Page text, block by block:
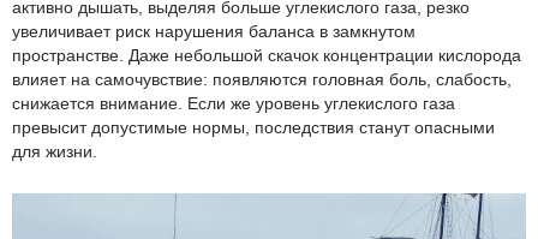
активно дышать, выделяя больше углекислого газа, резко
увеличивает риск нарушения баланса в замкнутом
пространстве. Даже небольшой скачок концентрации кислорода
влияет на самочувствие: появляются головная боль, слабость,
снижается внимание. Если же уровень углекислого газа
превысит допустимые нормы, последствия станут опасными
для жизни.